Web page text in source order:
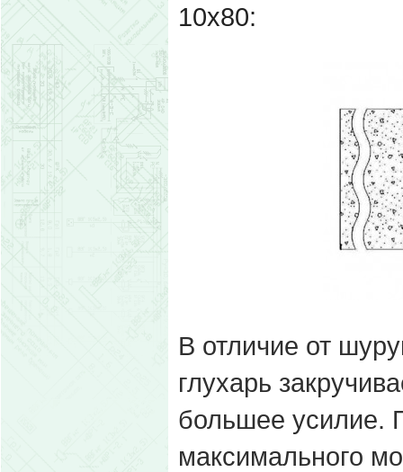
10х80:
В отличие от
глухарь
большее усилие.
максимального